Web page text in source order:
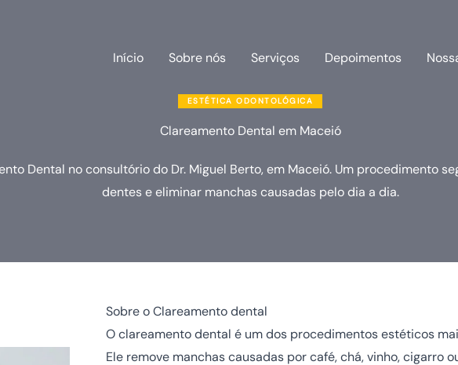
Início Sobre nós Serviços Depoimentos
ESTÉTICA ODONTOLÓGICA
Clareamento Dental em Maceió
Dental no consultório do Dr. Miguel Berto, em Maceió. Um procedimento
dentes e eliminar manchas causadas pelo dia a dia.
Sobre o Clareamento dental
O clareamento dental é um dos procedimentos estéticos
Ele remove manchas causadas por café, chá, vinho, cigarro